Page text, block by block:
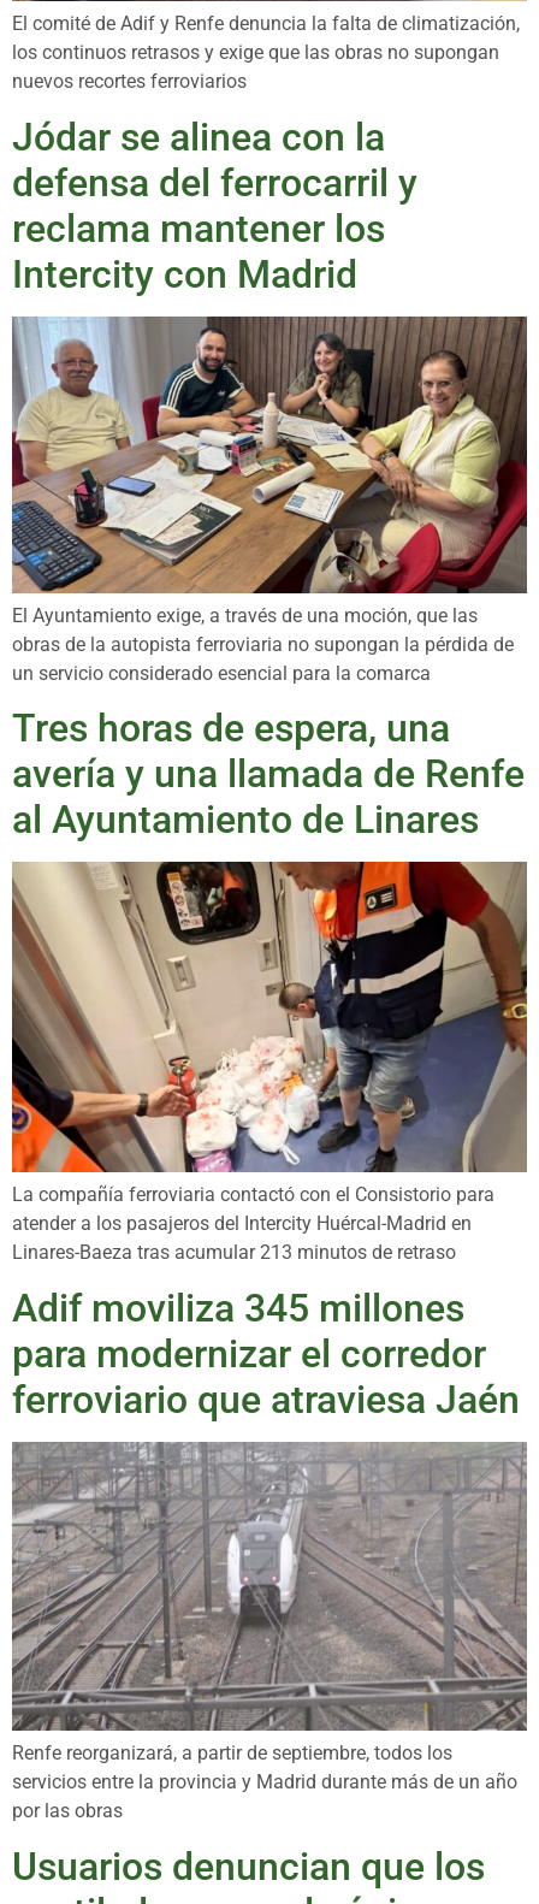
El comité de Adif y Renfe denuncia la falta de climatización,
los continuos retrasos y exige que las obras no supongan
nuevos recortes ferroviarios
Jódar se alinea con la
defensa del ferrocarril y
reclama mantener los
Intercity con Madrid
El Ayuntamiento exige, a través de una moción, que las
obras de la autopista ferroviaria no supongan la pérdida de
un servicio considerado esencial para la comarca
Tres horas de espera, una
avería y una llamada de Renfe
al Ayuntamiento de Linares
La compañía ferroviaria contactó con el Consistorio para
atender a los pasajeros del Intercity Huércal-Madrid en
Linares-Baeza tras acumular 213 minutos de retraso
Adif moviliza 345 millones
para modernizar el corredor
ferroviario que atraviesa Jaén
Renfe reorganizará, a partir de septiembre, todos los
servicios entre la provincia y Madrid durante más de un año
por las obras
Usuarios denuncian que los